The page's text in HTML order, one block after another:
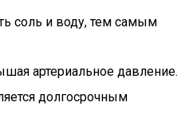
соль и воду, тем самым
артериальное давление.
долгосрочным